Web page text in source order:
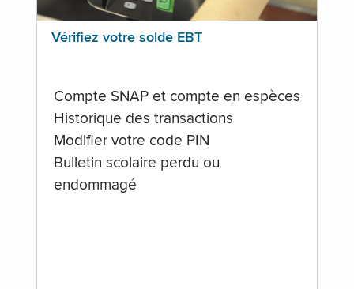
Vérifiez votre solde EBT
Compte SNAP et compte en espèces
Historique des transactions
Modifier votre code PIN
Bulletin scolaire perdu ou
endommagé